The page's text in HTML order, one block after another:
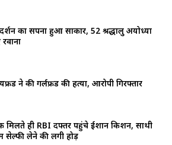
का सपना हुआ साकार, 52 श्रद्धालु अयोध्या
ने की गर्लफ्रेंड की हत्या, आरोपी गिरफ्तार
मिलते ही RBI दफ्तर पहुंचे ईशान किशन, साथी
में सेल्फी लेने की लगी होड़